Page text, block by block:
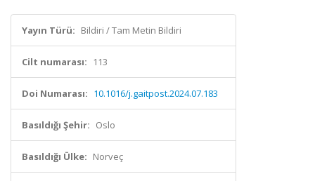
Yayın Türü: Bildiri / Tam Metin Bildiri
Cilt numarası: 113
Doi Numarası: 10.1016/j.gaitpost.2024.07.183
Basıldığı Şehir: Oslo
Basıldığı Ülke: Norveç